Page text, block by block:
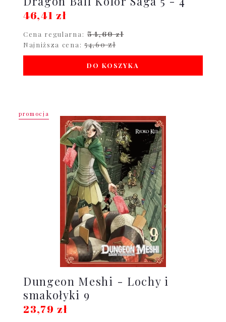
46,41 zł
Cena regularna: 54,60 zł
Najniższa cena: 54,60 zł
DO KOSZYKA
Dungeon Meshi - Lochy i
smakołyki 9
23,79 zł
promocja